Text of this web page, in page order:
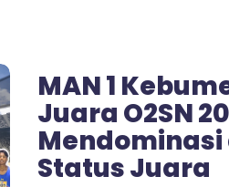
MAN 1
Juara O2SN
Status Juara